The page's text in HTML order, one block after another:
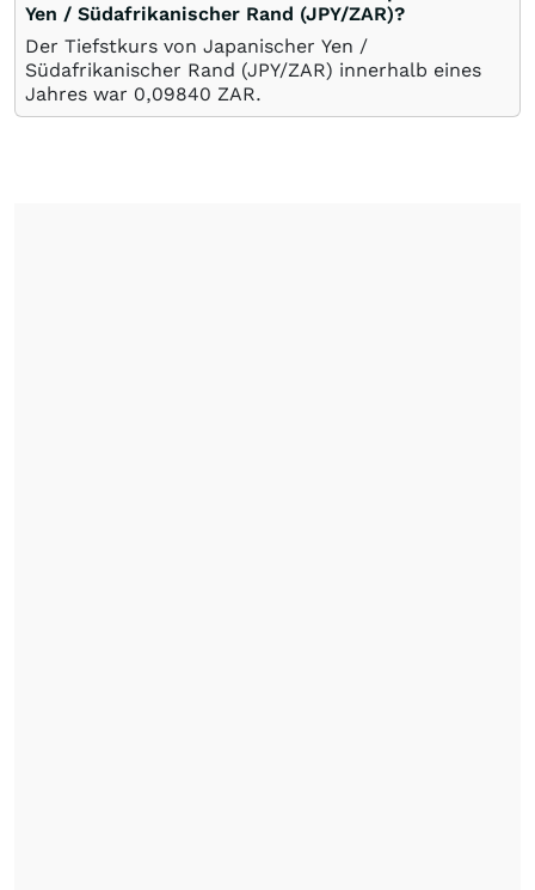
Yen / Südafrikanischer Rand (JPY/ZAR)?
Der Tiefstkurs von Japanischer Yen /
Südafrikanischer Rand (JPY/ZAR) innerhalb eines
Jahres war 0,09840 ZAR.